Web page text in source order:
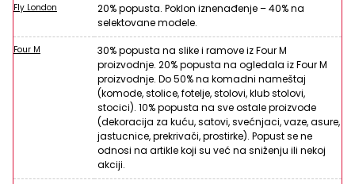
Fly London
20% popusta. Poklon iznenađenje – 40% na
selektovane modele.
Four M
30% popusta na slike i ramove iz Four M
proizvodnje. 20% popusta na ogledala iz Four M
proizvodnje. Do 50% na komadni nameštaj
(komode, stolice, fotelje, stolovi, klub stolovi,
stocici). 10% popusta na sve ostale proizvode
(dekoracija za kuću, satovi, svećnjaci, vaze, asure,
jastucnice, prekrivači, prostirke). Popust se ne
odnosi na artikle koji su već na sniženju ili nekoj
akciji.